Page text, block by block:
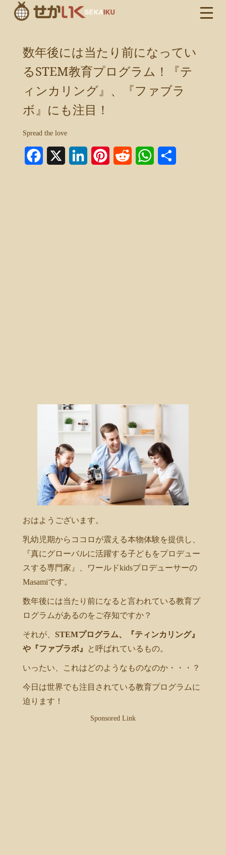
数年後には当たり前になってい
るSTEM教育プログラム！『テ
ィンカリング』、『ファブラ
ボ』にも注目！
Spread the love
Facebook LinkedInPinterest Reddit WhatsApp
おはようございます。
乳幼児期からココロが震える本物体験を提供し、
『真にグローバルに活躍する子どもをプロデュー
スする専門家』、ワールドkidsプロデューサーの
Masamiです。
数年後には当たり前になると言われている教育プ
ログラムがあるのをご存知ですか？
それが、 STEMプログラム、
『ティンカリング』
や『ファブラボ』
と呼ばれているもの。
いったい、これはどのようなものなのか・・・？
今日は世界でも注目されている教育プログラムに
迫ります！
Sponsored Link